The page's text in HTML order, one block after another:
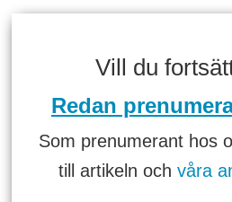
Vill du
Redan
Som prenumerant hos
till artikeln och våra